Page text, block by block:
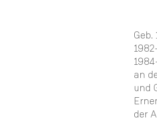
an
und
der